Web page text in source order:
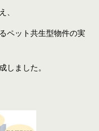
、
ペット共生型物件の実
しました。